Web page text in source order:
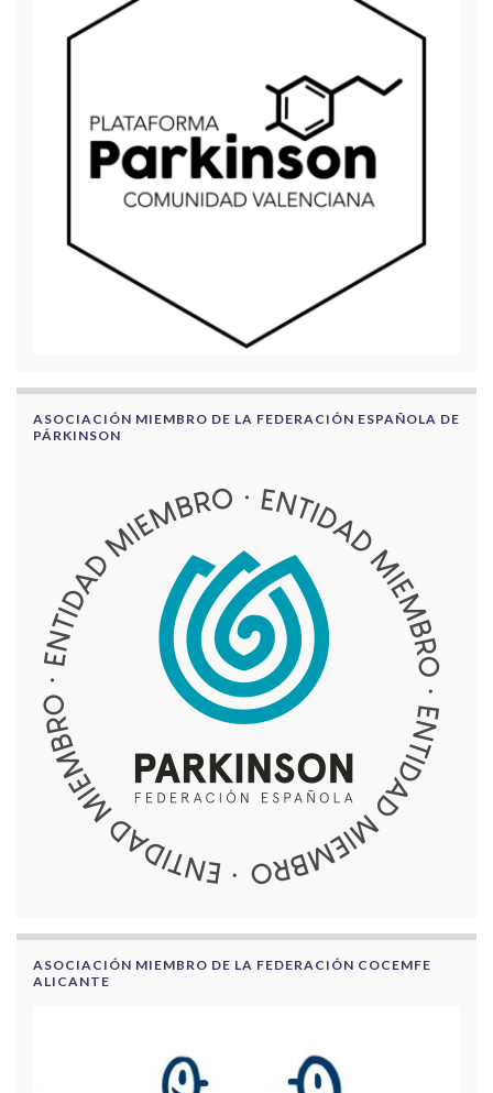
ASOCIACIÓN MIEMBRO DE LA FEDERACIÓN ESPAÑOLA DE
PÁRKINSON
ASOCIACIÓN MIEMBRO DE LA FEDERACIÓN COCEMFE
ALICANTE